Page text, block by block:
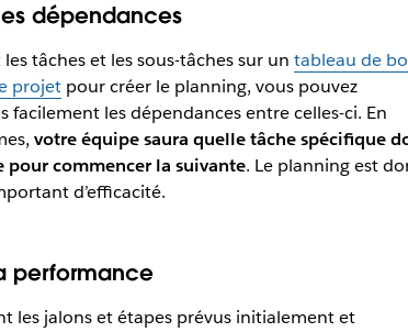
dépendances
tâches et les sous-tâches sur un tableau de
projetpour créer le planning, vous pouvez
facilement les dépendances entre celles-ci. En
votre équipe saura quelle tâche spécifique
pour commencer la suivante. Le planning est
d’efficacité.
performance
les jalons et étapes prévus initialement et